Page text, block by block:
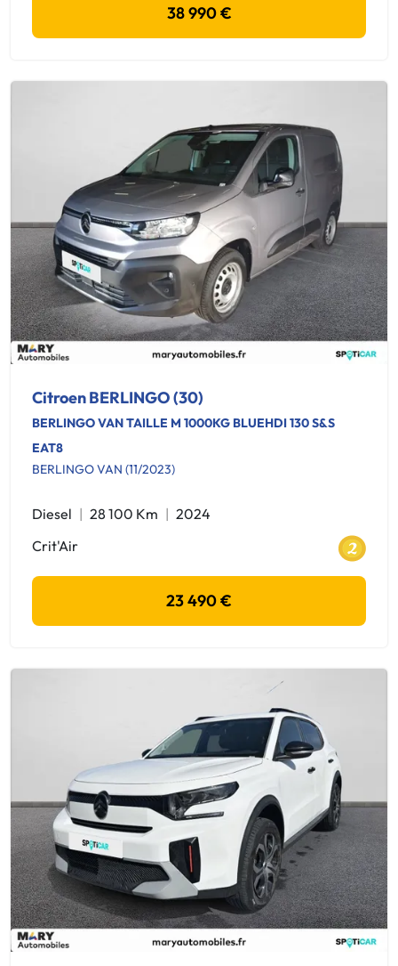
38 990 €
Citroen BERLINGO (30)
BERLINGO VAN TAILLE M 1000KG BLUEHDI 130 S&S
EAT8
BERLINGO VAN (11/2023)
Diesel 28 100 Km
2024
Crit'Air
23 490 €